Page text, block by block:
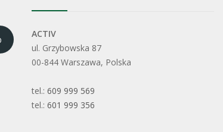
ACTIV
ul. Grzybowska 87
00-844 Warszawa, Polska
tel.: 609 999 569
tel.: 601 999 356